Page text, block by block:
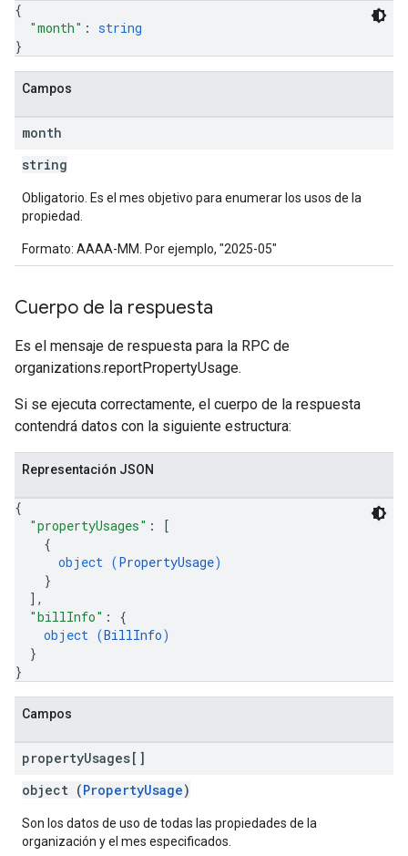
{
"month" : string
}
Campos
month
string
Obligatorio. Es el mes objetivo para enumerar los usos de la
propiedad.
Formato: AAAA-MM. Por ejemplo, "2025-05"
Cuerpo de la respuesta
Es el mensaje de respuesta para la RPC de
organizations.reportPropertyUsage.
Si se ejecuta correctamente, el cuerpo de la respuesta
contendrá datos con la siguiente estructura:
Representación JSON
{
"propertyUsages" :
[
{
object (PropertyUsage)
}
] ,
"billInfo" : {
object (BillInfo)
}
}
Campos
propertyUsages[]
object (PropertyUsage)
Son los datos de uso de todas las propiedades de la
organización y el mes especificados.